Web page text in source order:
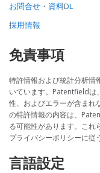
お問合せ・資料DL
採用情報
免責事項
特許情報および統計分析情
いています。Patentfieldは
性、およびエラーが含まれ
の特許情報の内容は、
る可能性があります。こ
プライバシーポリシーに従
言語設定